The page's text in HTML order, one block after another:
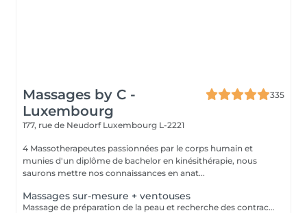
Massages by C -
Luxembourg
335
177, rue de Neudorf Luxembourg L-2221
4 Massotherapeutes passionnées par le corps humain et
munies d'un diplôme de bachelor en kinésithérapie, nous
saurons mettre nos connaissances en anat...
Massages sur-mesure + ventouses
Massage de préparation de la peau et recherche des contractures suivis pas la pose des ventouses. Le vide est créé à l'aide d'une flamme, aucune sensation de chaud n'est ressentie durant le procédé et la technique est peu douloureuse. Le but de la cupping therapy est de soulager les tensions musculaires tout en promouvant la circulation sanguine et lymphatique.